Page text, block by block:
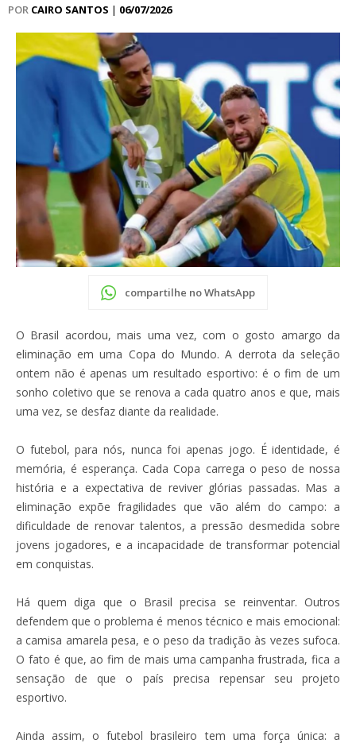
POR CAIRO SANTOS | 06/07/2026
compartilhe no WhatsApp
O Brasil acordou, mais uma vez, com o gosto amargo da
eliminação em uma Copa do Mundo. A derrota da seleção
ontem não é apenas um resultado esportivo: é o fim de um
sonho coletivo que se renova a cada quatro anos e que, mais
uma vez, se desfaz diante da realidade.
O futebol, para nós, nunca foi apenas jogo. É identidade, é
memória, é esperança. Cada Copa carrega o peso de nossa
história e a expectativa de reviver glórias passadas. Mas a
eliminação expõe fragilidades que vão além do campo: a
dificuldade de renovar talentos, a pressão desmedida sobre
jovens jogadores, e a incapacidade de transformar potencial
em conquistas.
Há quem diga que o Brasil precisa se reinventar. Outros
defendem que o problema é menos técnico e mais emocional:
a camisa amarela pesa, e o peso da tradição às vezes sufoca.
O fato é que, ao fim de mais uma campanha frustrada, fica a
sensação de que o país precisa repensar seu projeto
esportivo.
Ainda assim, o futebol brasileiro tem uma força única: a